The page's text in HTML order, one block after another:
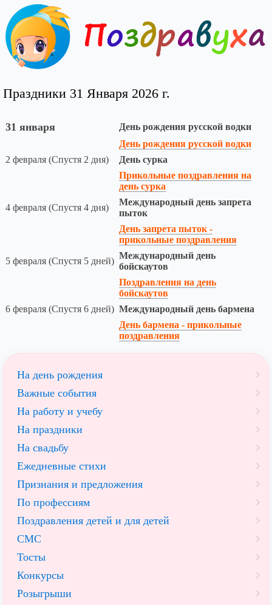
Праздники 31 Января 2026 г.
31 января
День рождения русской водки
День рождения русской водки
2 февраля (Спустя 2 дня)
День сурка
Прикольные поздравления на
день сурка
4 февраля (Спустя 4 дня)
Международный день запрета
пыток
День запрета пыток -
прикольные поздравления
5 февраля (Спустя 5 дней)
Международный день
бойскаутов
Поздравления на день
бойскаутов
6 февраля (Спустя 6 дней) Международный день бармена
День бармена - прикольные
поздравления
На день рождения
Важные события
На работу и учебу
На праздники
На свадьбу
Ежедневные стихи
Признания и предложения
По профессиям
Поздравления детей и для детей
СМС
Тосты
Конкурсы
Розыгрыши